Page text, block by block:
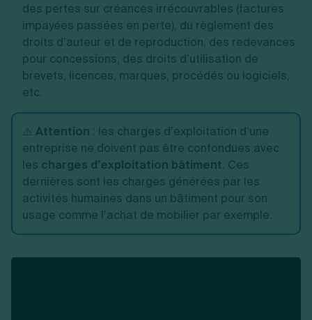
des pertes sur créances irrécouvrables (factures
impayées passées en perte), du règlement des
droits d’auteur et de reproduction, des redevances
pour concessions, des droits d’utilisation de
brevets, licences, marques, procédés ou logiciels,
etc.
⚠️ Attention : les charges d’exploitation d’une
entreprise ne doivent pas être confondues avec
les charges d’exploitation bâtiment. Ces
dernières sont les charges générées par les
activités humaines dans un bâtiment pour son
usage comme l’achat de mobilier par exemple.